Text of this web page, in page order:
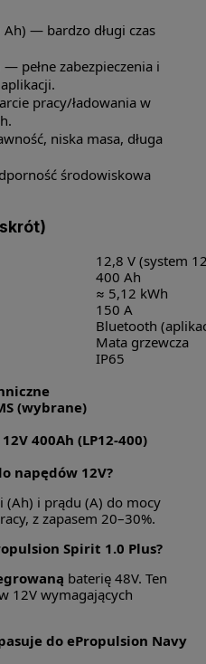
— bardzo długi czas
— pełne zabezpieczenia i
pracy/ładowania w
niska masa, długa
środowiskowa
12,8 V (system
400 Ah
≈ 5,12 kWh
150 A
Bluetooth
Mata grzewcza
IP65
(wybrane)
400Ah (LP12-400)
napędów 12V?
i prądu (A) do mocy
z zapasem 20–30%.
Spirit 1.0 Plus?
baterię 48V. Ten
12V wymagających
do ePropulsion Navy